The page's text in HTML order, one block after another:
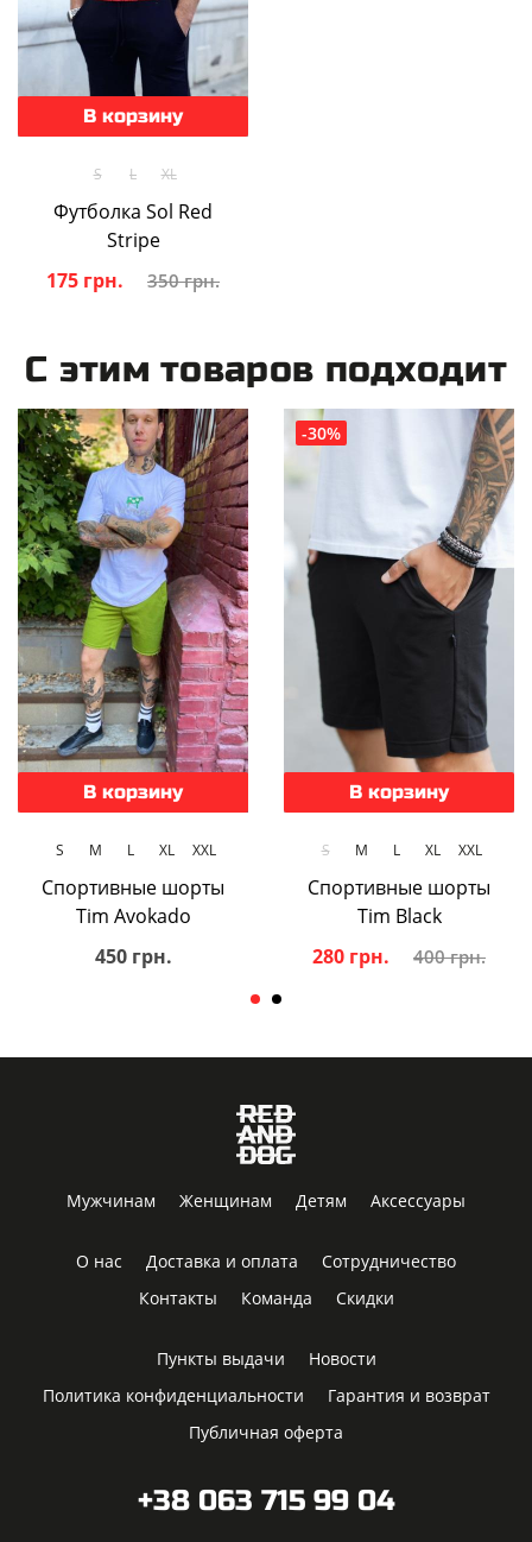
В корзину
S L XL
Футболка Sol Red
Stripe
175 грн.
350 грн.
С этим товаров подходит
В корзину
S M L XL XXL
Спортивные шорты
Tim Avokado
450 грн.
-30%
В корзину
S M L XL XXL
Спортивные шорты
Tim Black
280 грн.
400 грн.
Мужчинам Женщинам Детям Аксессуары
О нас Доставка и оплата
Сотрудничество
Контакты
Команда Скидки
Пункты выдачи
Новости
Политика конфиденциальности
Гарантия и возврат
Публичная оферта
+38 063 715 99 04